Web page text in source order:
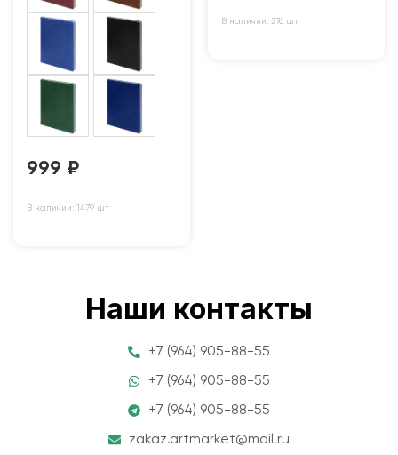
999 ₽
В наличии: 1479 шт
В наличии: 276 шт
Наши контакты
+7 (964) 905-88-55
+7 (964) 905-88-55
+7 (964) 905-88-55
zakaz.artmarket@mail.ru